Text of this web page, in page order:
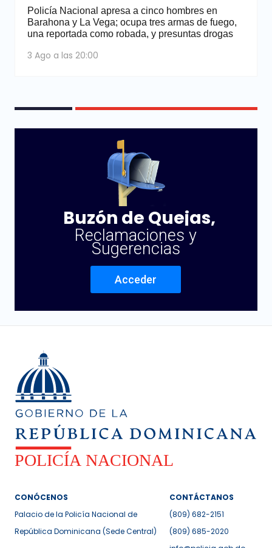
Policía Nacional apresa a cinco hombres en
Barahona y La Vega; ocupa tres armas de fuego,
una reportada como robada, y presuntas drogas
3 Ago a las 20:00
Buzón de Quejas,
Reclamaciones y
Sugerencias
Acceder
CONÓCENOS
Palacio de la Policía Nacional de
República Dominicana (Sede Central)
CONTÁCTANOS
(809) 682-2151
(809) 685-2020